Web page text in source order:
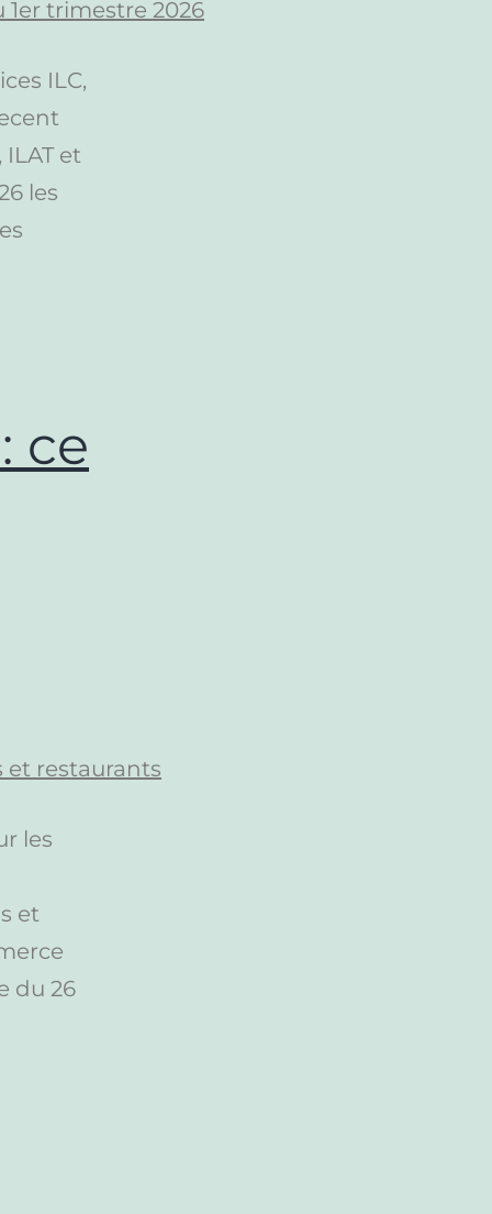
ILC,
et
les
ce
les
et
du 26